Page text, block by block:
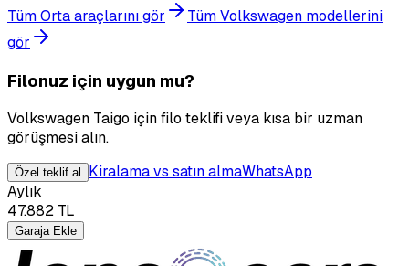
Tüm Orta araçlarını gör
Tüm Volkswagen modellerini
gör
Filonuz için uygun mu?
Volkswagen Taigo için filo teklifi veya kısa bir uzman
görüşmesi alın.
Özel teklif al Kiralama vs satın almaWhatsApp
Aylık
47.882 TL
Garaja Ekle